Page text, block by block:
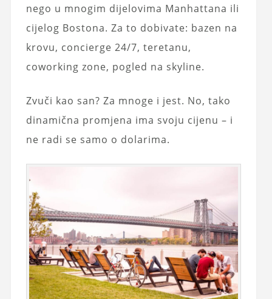
nego u mnogim dijelovima Manhattana ili
cijelog Bostona. Za to dobivate: bazen na
krovu, concierge 24/7, teretanu,
coworking zone, pogled na skyline.
Zvuči kao san? Za mnoge i jest. No, tako
dinamična promjena ima svoju cijenu – i
ne radi se samo o dolarima.